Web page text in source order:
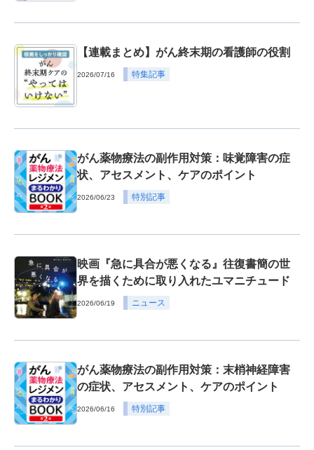
【連載まとめ】がん終末期の看護師の役割
2026/07/16 特集記事
がん薬物療法の副作用対策：味覚障害の症
状、アセスメント、ケアのポイント
2026/06/23 特別記事
映画『急に具合が悪くなる』往復書簡の世
界を描くために取り入れたユマニチュード
2026/06/19 ニュース
がん薬物療法の副作用対策：末梢神経障害
の症状、アセスメント、ケアのポイント
2026/06/16 特別記事